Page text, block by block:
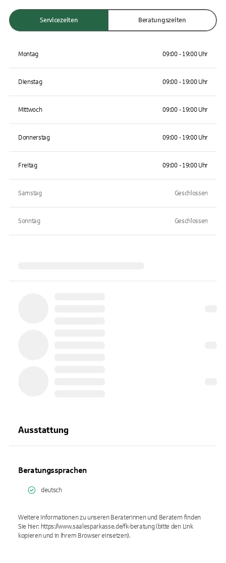
Servicezeiten Beratungszeiten
Montag 09:00 - 19:00 Uhr
Dienstag 09:00 - 19:00 Uhr
Mittwoch 09:00 - 19:00 Uhr
Donnerstag 09:00 - 19:00 Uhr
Freitag 09:00 - 19:00 Uhr
Samstag Geschlossen
Sonntag Geschlossen
Ausstattung
Beratungssprachen
deutsch
Weitere Informationen zu unseren Beraterinnen und Beratern finden
Sie hier: https://www.saalesparkasse.de/fk-beratung (bitte den Link
kopieren und in Ihrem Browser einsetzen).